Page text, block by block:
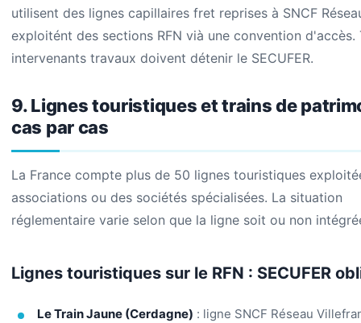
utilisent des lignes capillaires fret reprises à SNCF
exploitént des sections RFN vià une convention d'accès.
intervenants travaux doivent détenir le SECUFER.
9. Lignes touristiques et trains de
cas par cas
La France compte plus de 50 lignes touristiques
associations ou des sociétés spécialisées. La situation
réglementaire varie selon que la ligne soit ou non
Lignes touristiques sur le RFN : SECUFER
Le Train Jaune (Cerdagne) : ligne SNCF Réseau